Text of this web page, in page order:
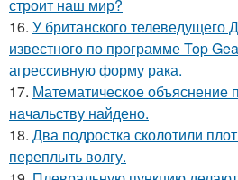
строит наш мир?
16. У британского телеведущего
известного по программе Top
агрессивную форму рака.
17. Математическое объяснение
начальству найдено.
18. Два подростка сколотили
переплыть волгу.